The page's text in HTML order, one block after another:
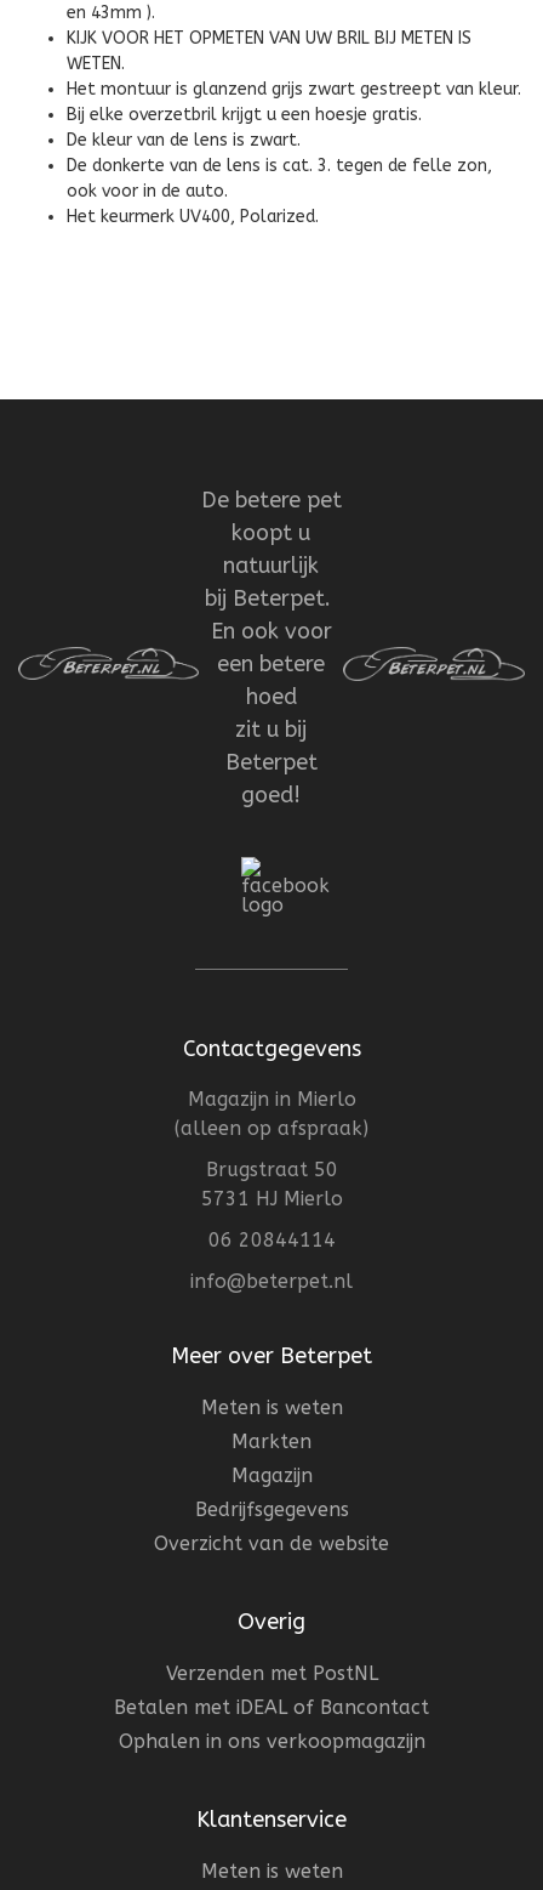
en 43mm ).
KIJK VOOR HET OPMETEN VAN UW BRIL BIJ METEN IS
WETEN.
Het montuur is glanzend grijs zwart gestreept van kleur.
Bij elke overzetbril krijgt u een hoesje gratis.
De kleur van de lens is zwart.
De donkerte van de lens is cat. 3. tegen de felle zon,
ook voor in de auto.
Het keurmerk UV400, Polarized.
De betere pet
koopt u
natuurlijk
bij Beterpet.
En ook voor
een betere
hoed
zit u bij
Beterpet
goed!
Contactgegevens
Magazijn in Mierlo
(alleen op afspraak)
Brugstraat 50
5731 HJ Mierlo
06 20844114
info@beterpet.nl
Meer over Beterpet
Meten is weten
Markten
Magazijn
Bedrijfsgegevens
Overzicht van de website
Overig
Verzenden met PostNL
Betalen met iDEAL of Bancontact
Ophalen in ons verkoopmagazijn
Klantenservice
Meten is weten